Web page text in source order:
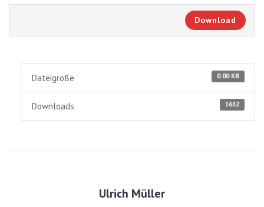
Download
0.00 KB
Dateigröße
1632
Downloads
Ulrich Müller